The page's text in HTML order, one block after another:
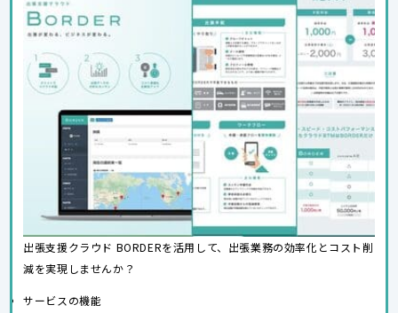
出張支援クラウド BORDERを活用して、出張業務の効率化とコスト削
減を実現しませんか？
サービスの機能